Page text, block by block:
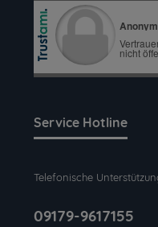
Service Hotline
Telefonische
09179-9617155